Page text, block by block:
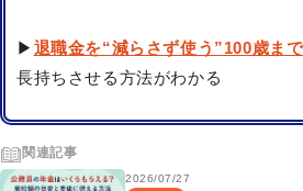
▶ 退職金を“減らさず使う”100歳ま
長持ちさせる方法がわかる
関連記事
2026/07/27